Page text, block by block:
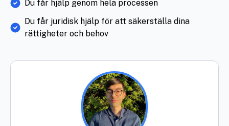
Du får hjälp genom hela processen
Du får juridisk hjälp för att säkerställa dina
rättigheter och behov